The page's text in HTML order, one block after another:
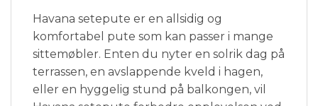
Havana setepute er en allsidig og
komfortabel pute som kan passer i mange
sittemøbler. Enten du nyter en solrik dag på
terrassen, en avslappende kveld i hagen,
eller en hyggelig stund på balkongen, vil